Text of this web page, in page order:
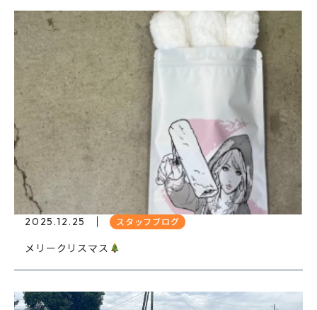
2025.12.25 スタッフブログ
メリークリスマス